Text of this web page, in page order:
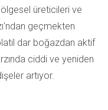
üreticileri ve
geçmekten
dar boğazdan aktif
ciddi ve yeniden
artıyor.